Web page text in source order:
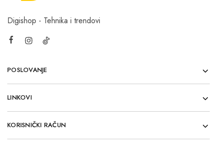
Digishop - Tehnika i trendovi
POSLOVANJE
LINKOVI
KORISNIČKI RAČUN